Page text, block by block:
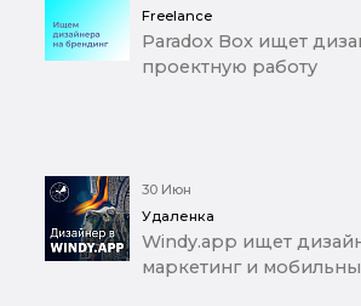
Freelance
Paradox Box ищет
проектную работу
30 Июн
Удаленка
Windy.app ищет
маркетинг и